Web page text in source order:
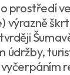
prostředí
výrazně
údržby,